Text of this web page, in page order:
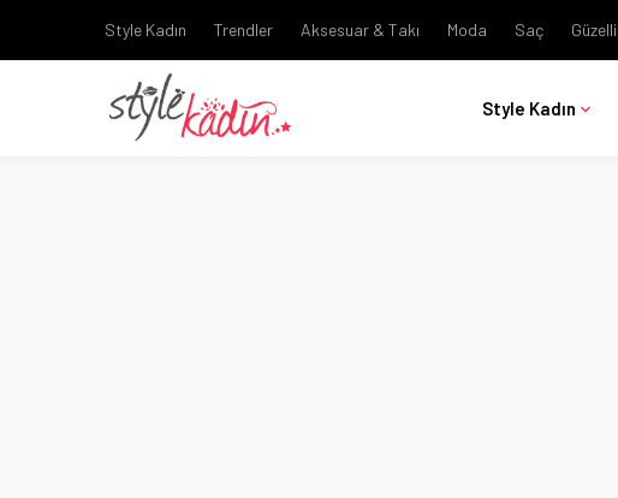
Style Kadın Trendler Aksesuar & Takı Moda Saç
Style Kadın